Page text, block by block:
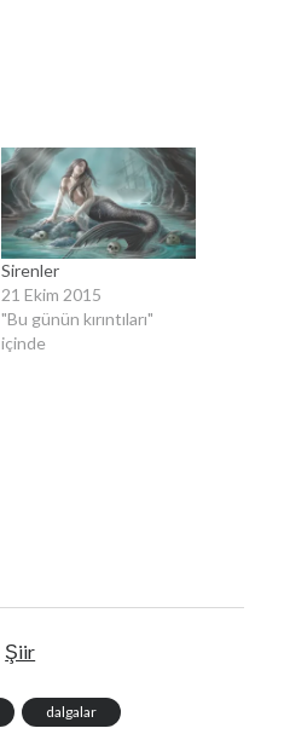
Sirenler
21 Ekim 2015
"Bu günün kırıntıları"
içinde
Şiir
dalgalar